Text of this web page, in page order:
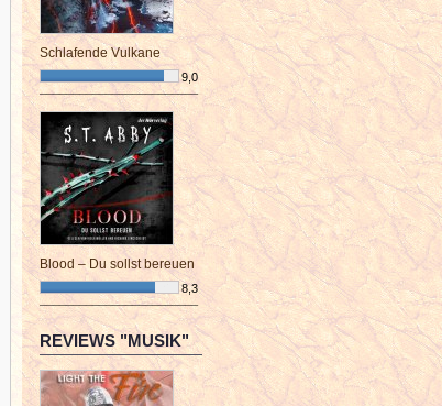
Schlafende Vulkane
9,0
¯¯¯¯¯¯¯¯¯¯¯¯¯¯¯¯¯¯¯¯¯¯¯¯
Blood – Du sollst bereuen
8,3
¯¯¯¯¯¯¯¯¯¯¯¯¯¯¯¯¯¯¯¯¯¯¯¯
REVIEWS "MUSIK"